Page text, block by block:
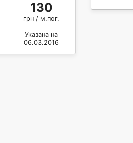
130
грн / м.пог.
Указана на
06.03.2016